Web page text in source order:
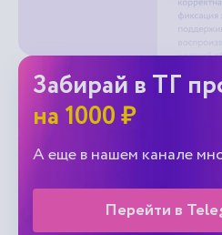
Забирай в ТГ
на 1000 ₽
А еще в нашем канале
Перейти в